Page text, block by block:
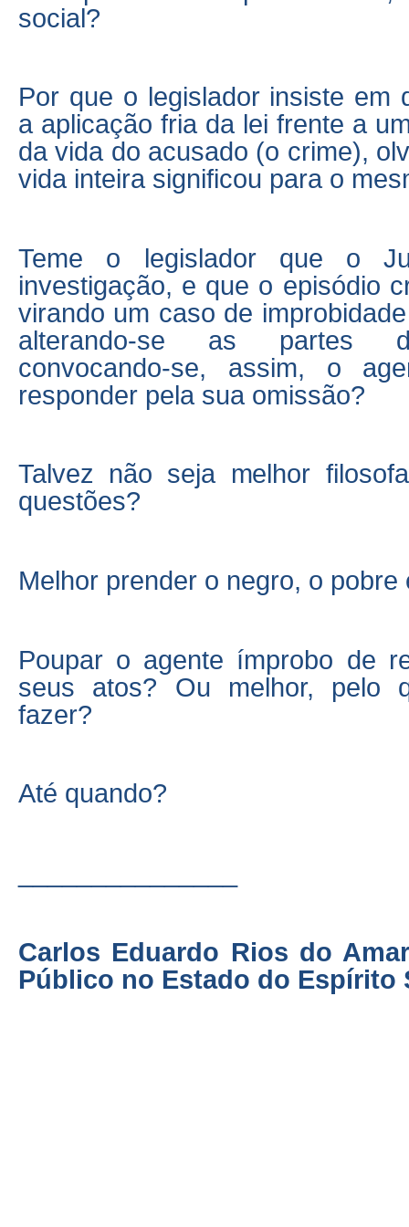
social?
Por que o legislador insiste em
a aplicação fria da lei frente a
da vida do acusado (o crime),
vida inteira significou para o
Teme o legislador que o
investigação, e que o episódio
virando um caso de
alterando-se as partes
convocando-se, assim, o
responder pela sua omissão?
Talvez não seja melhor
questões?
Melhor prender o negro, o pobre
Poupar o agente ímprobo de
seus atos? Ou melhor, pelo
fazer?
Até quando?
Carlos Eduardo Rios do
Público no Estado do Espírito